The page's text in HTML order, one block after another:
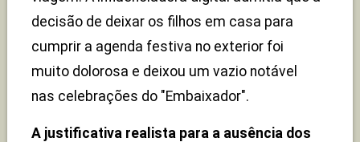
decisão de deixar os filhos em casa para
cumprir a agenda festiva no exterior foi
muito dolorosa e deixou um vazio notável
nas celebrações do "Embaixador".
A justificativa realista para a ausência dos